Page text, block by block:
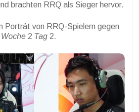
brachten RRQ als Sieger hervor.
Porträt von RRQ-Spielern gegen
Woche 2 Tag 2.